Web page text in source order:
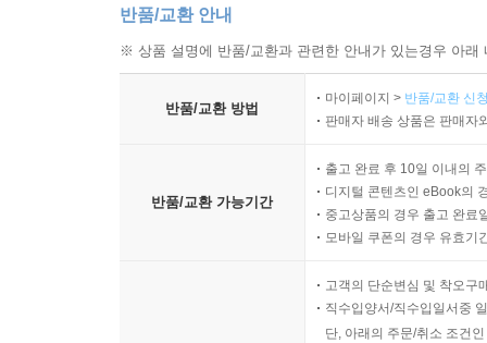
반품/교환 안내
※ 상품 설명에 반품/교환과 관련한 안내가 있는경우 아
반품/교환 방법
마이페이지 > 반품/교환 신
판매자 배송 상품은 판매자
반품/교환 가능기간
출고 완료 후 10일 이내의
디지털 콘텐츠인 eBook의
중고상품의 경우 출고 완료
모바일 쿠폰의 경우 유효기
고객의 단순변심 및 착오구
직수입양서/직수입일서중
단, 아래의 주문/취소 조건